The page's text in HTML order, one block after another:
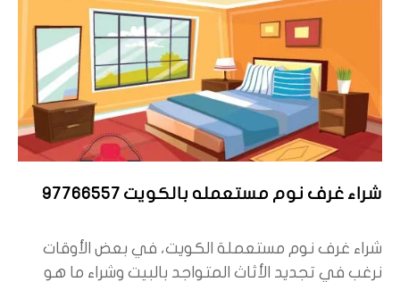
شراء غرف نوم مستعمله بالكويت 97766557
شراء غرف نوم مستعملة الكويت، في بعض الأوقات
نرغب في تجديد الأثاث المتواجد بالبيت وشراء ما هو